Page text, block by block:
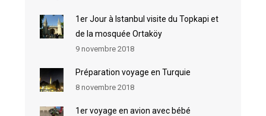
1er Jour à Istanbul visite du Topkapi et
de la mosquée Ortaköy
9 novembre 2018
Préparation voyage en Turquie
8 novembre 2018
1er voyage en avion avec bébé